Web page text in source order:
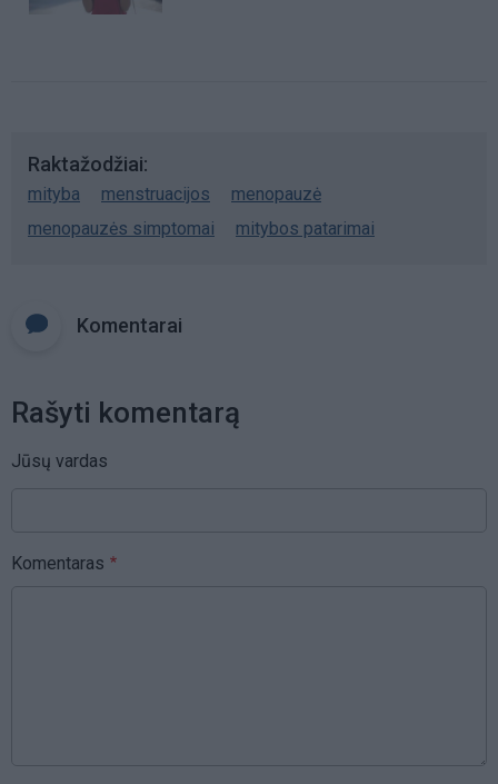
Raktažodžiai
mityba menstruacijos
menopauzė
menopauzės simptomai
mitybos patarimai
Komentarai
Rašyti komentarą
Jūsų vardas
Komentaras